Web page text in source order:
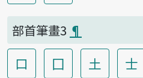
部首筆畫3 ¶
口 囗 土 士